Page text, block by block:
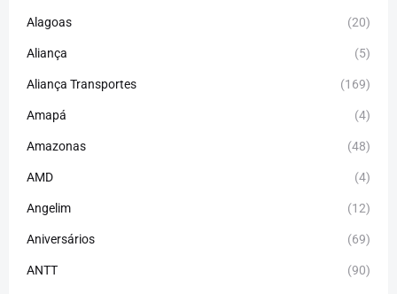
Alagoas (20)
Aliança (5)
Aliança Transportes (169)
Amapá (4)
Amazonas (48)
AMD (4)
Angelim (12)
Aniversários (69)
ANTT (90)